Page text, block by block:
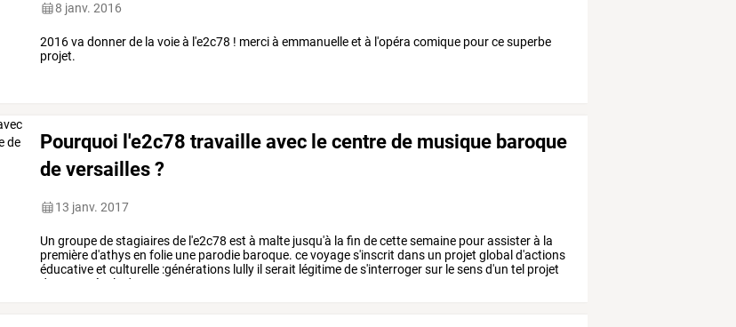
8 janv. 2016
2016 va donner de la voie à l'e2c78 ! merci à emmanuelle et à l'opéra comique pour ce superbe
projet.
Pourquoi l'e2c78 travaille avec le centre de musique baroque
de versailles ?
13 janv. 2017
Un groupedestagiairesde l'e2c78 est à malte jusqu'à la fin decettesemaine pourassisterà la
premièred'athysen folie une parodie baroque. cevoyages'inscrit dans un projet global d'actions
éducativeet culturelle :générations lully il serait légitimedes'interrogersur lesensd'un tel projet
dans
école de